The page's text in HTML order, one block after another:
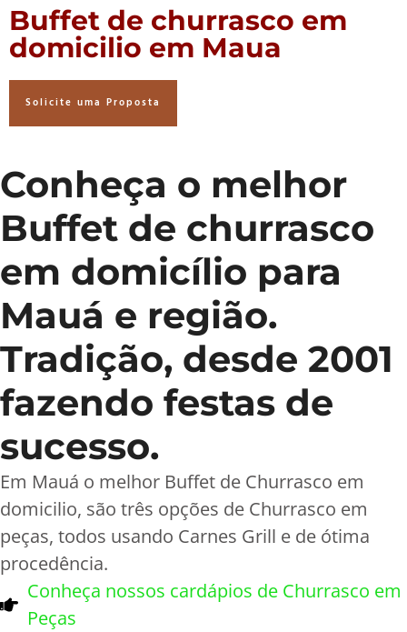
Buffet de churrasco em
domicilio em Maua
Solicite uma Proposta
Conheça o melhor
Buffet de churrasco
em domicílio para
Mauá e região.
Tradição, desde 2001
fazendo festas de
sucesso.
Em Mauá o melhor Buffet de Churrasco em
domicilio, são três opções de Churrasco em
peças, todos usando Carnes Grill e de ótima
procedência.
Conheça nossos cardápios de Churrasco em
Peças